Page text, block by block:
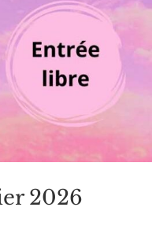
2026